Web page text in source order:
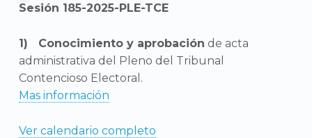
Sesión 185-2025-PLE-TCE
Conocimiento y aprobación de acta
administrativa del Pleno del Tribunal
Contencioso Electoral.
Mas información
Ver calendario completo